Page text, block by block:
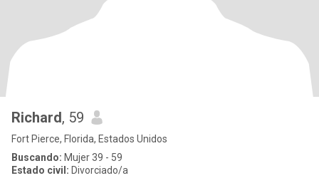
Richard, 59
Fort Pierce, Florida, Estados Unidos
Buscando: Mujer 39 - 59
Estado civil: Divorciado/a